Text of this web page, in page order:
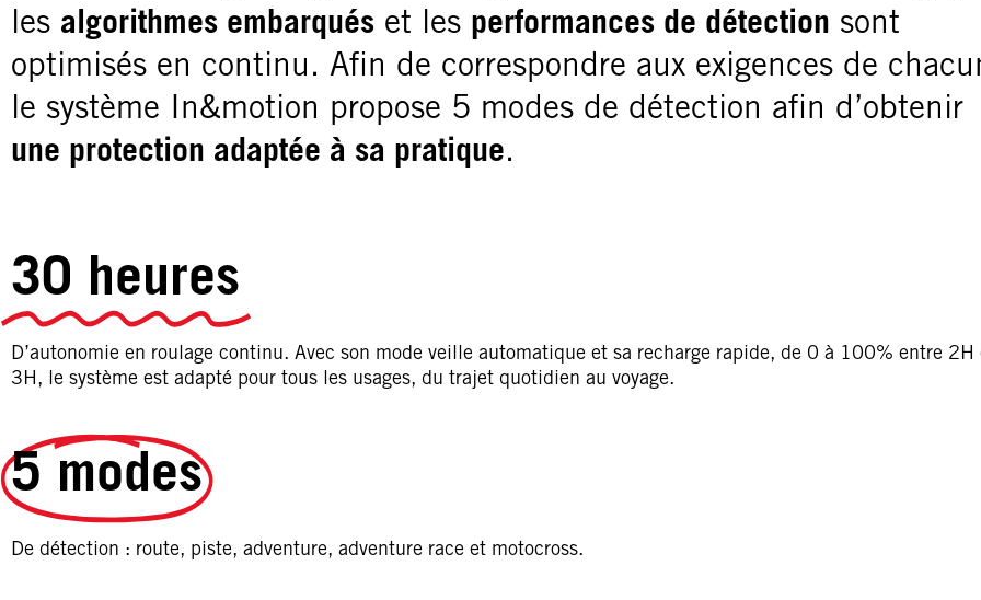
les algorithmes embarqués et les performances de détection sont
optimisés en continu. Afin de correspondre aux exigences de
le système In&motion propose 5 modes de détection afin d’obtenir
une protection adaptée à sa pratique.
30 heures
D’autonomie en roulage continu. Avec son mode veille automatique et sa recharge rapide, de 0 à 100% entre 2H
3H, le système est adapté pour tous les usages, du trajet quotidien au voyage.
5 modes
De détection : route, piste, adventure, adventure race et motocross.